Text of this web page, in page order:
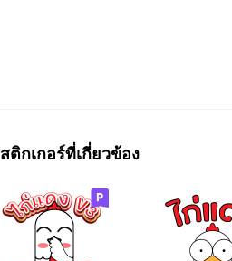
สติกเกอร์ที่เกี่ยวข้อง